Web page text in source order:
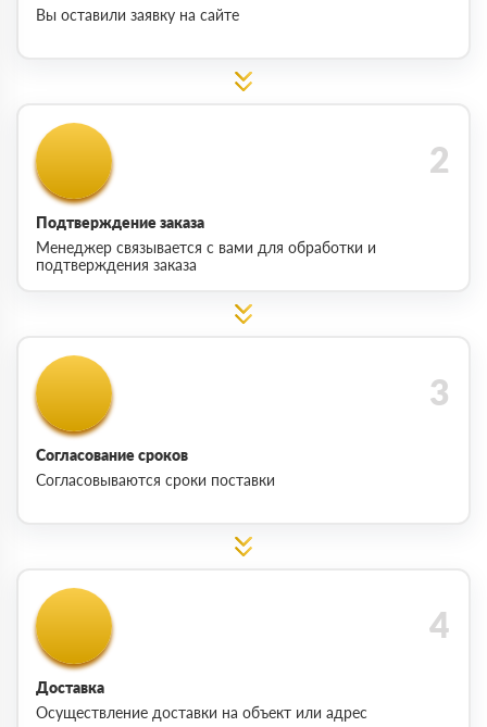
Вы оставили заявку на сайте
Подтверждение заказа
Менеджер связывается с вами для обработки и
подтверждения заказа
Согласование сроков
Согласовываются сроки поставки
Доставка
Осуществление доставки на объект или адрес